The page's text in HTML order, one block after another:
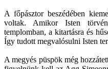
A főpásztor beszédében
voltak. Amikor Isten
templomban, a kitartásra és
Így tudott megvalósulni Isten
A megyés püspök még